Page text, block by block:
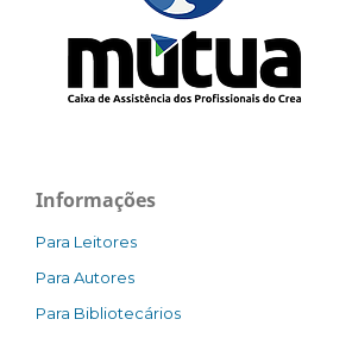
Informações
Para Leitores
Para Autores
Para Bibliotecários